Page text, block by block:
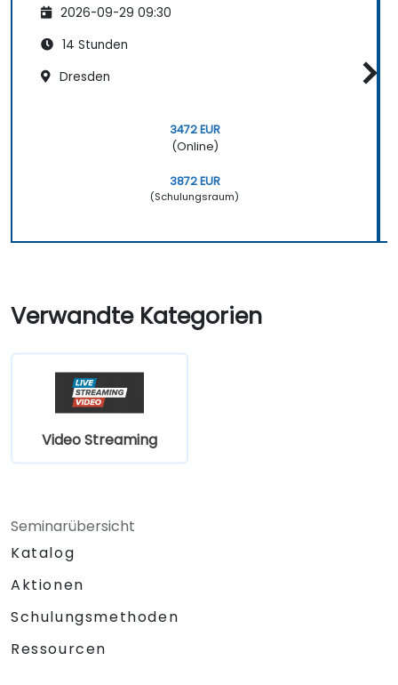
2026-09-29 09:30
14 Stunden
Dresden
3472 EUR
(Online)
3872 EUR
(Schulungsraum)
Verwandte Kategorien
Video Streaming
Seminarübersicht
Katalog
Aktionen
Schulungsmethoden
Ressourcen